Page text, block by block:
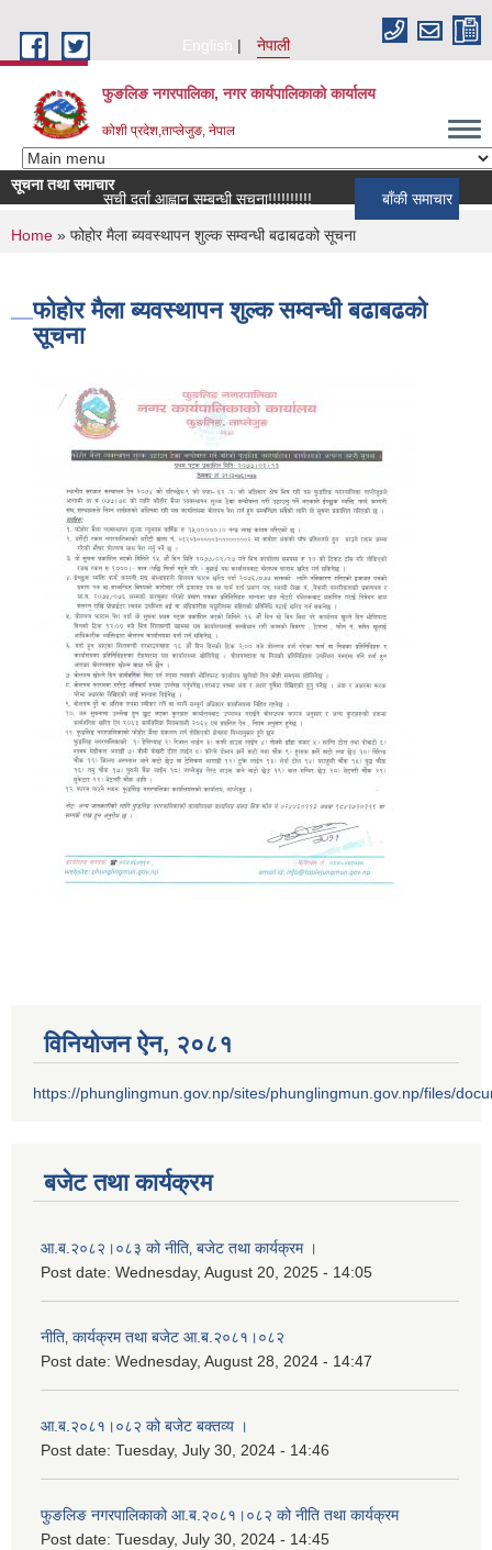
English
नेपाली
फुङलिङ नगरपालिका, नगर कार्यपालिकाको कार्यालय
कोशी प्रदेश,ताप्लेजुङ, नेपाल
सूचना तथा समाचार
सूची दर्ता आह्वान सम्बन्धी सूचना!!!!!!!!!!
बाँकी समाचार
You are here
Home » फोहोर मैला ब्यवस्थापन शुल्क सम्वन्धी बढाबढको सूचना
फोहोर मैला ब्यवस्थापन शुल्क सम्वन्धी बढाबढको
सूचना
विनियोजन ऐन‚ २०८१
https://phunglingmun.gov.np/sites/phunglingmun.gov.np/files/
बजेट तथा कार्यक्रम
आ.ब.२०८२।०८३ को नीति‚ बजेट तथा कार्यक्रम ।
Post date: Wednesday, August 20, 2025 - 14:05
नीति‚ कार्यक्रम तथा बजेट आ.ब.२०८१।०८२
Post date: Wednesday, August 28, 2024 - 14:47
आ.ब.२०८१।०८२ को बजेट बक्तव्य ।
Post date: Tuesday, July 30, 2024 - 14:46
फुङलिङ नगरपालिकाको आ.ब.२०८१।०८२ को नीति तथा कार्यक्रम
Post date: Tuesday, July 30, 2024 - 14:45